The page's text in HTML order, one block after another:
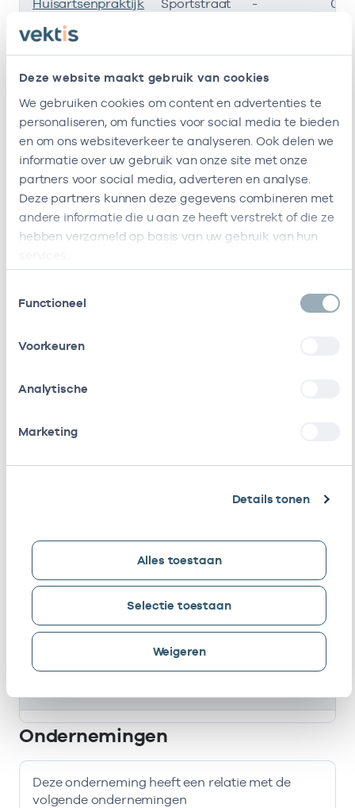
Deze website maakt gebruik van cookies
We gebruiken cookies om content en advertenties te
personaliseren, om functies voor social media te bieden
en om ons websiteverkeer te analyseren. Ook delen we
informatie over uw gebruik van onze site met onze
partners voor social media, adverteren en analyse.
Deze partners kunnen deze gegevens combineren met
andere informatie die u aan ze heeft verstrekt of die ze
hebben verzameld op basis van uw gebruik van hun
Functioneel
Voorkeuren
Analytische
Marketing
Details tonen
Alles toestaan
Selectie toestaan
Weigeren
Huisartsenpraktijk
B.v.
Sportstraat
Aan De
Zaan
- 01-
Huisartsenpraktijk
De Zaan
-
Benw Huisartsen
Zaanweg 55
1521DM
Wormerveer
-
Bij deze onderneming werken de volgende
Bij deze onderneming werken de volgende
Naam
Kimsma
01-07-2006
M. Budde Eigenaar 01024620 01-07-2006
R.
Vrijgevestigd
(MTO
01025184 28-06-2019
Karakaya
Vrijgevestigd
(MTO
01103666
Ondernemingen
Deze onderneming heeft een relatie met de
volgende ondernemingen